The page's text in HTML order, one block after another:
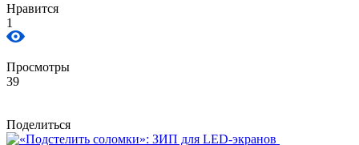
Нравится
1
Просмотры
39
Поделиться